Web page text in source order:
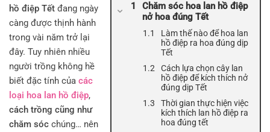
Chăm sóc hoa lan hồ điệp
nở hoa đúng Tết
Làm thế nào để hoa lan
hồ điệp ra hoa đúng dịp
Tết
Cách lựa chọn cây lan
hồ điệp để kích thích nở
đúng dịp Tết
Thời gian thực hiện việc
kích thích lan hồ điệp ra
hoa đúng tết
hồ điệp Tết đang ngày
càng được thịnh hành
trong vài năm trở lại
đây. Tuy nhiên nhiều
người trồng không hề
biết đặc tính của các
loại hoa lan hồ điệp,
cách trồng cũng như
chăm sóc chúng… nên